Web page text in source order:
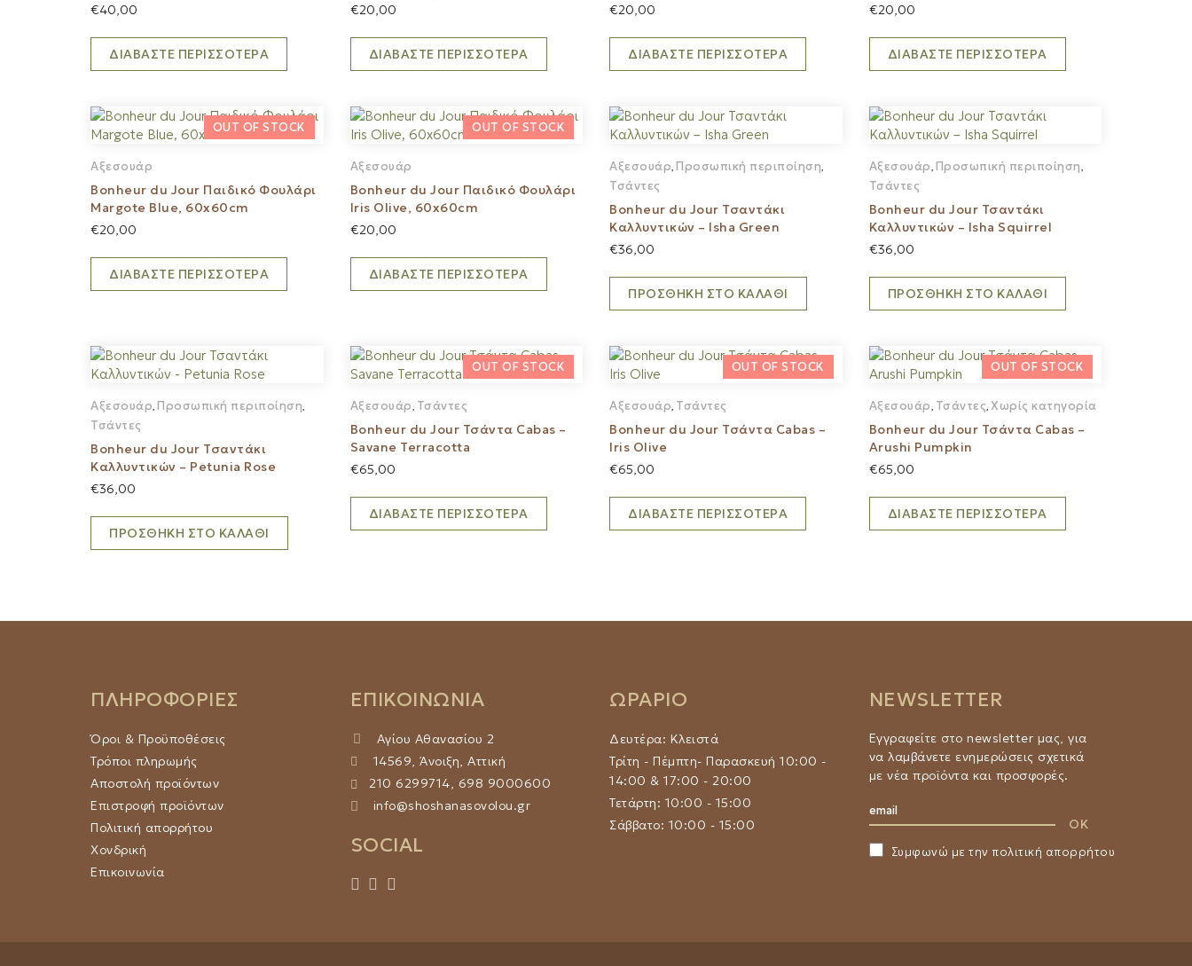
€40,00
ΔΙΑΒΆΣΤΕ ΠΕΡΙΣΣΌΤΕΡΑ
€20,00
ΔΙΑΒΆΣΤΕ ΠΕΡΙΣΣΌΤΕΡΑ
€20,00
ΔΙΑΒΆΣΤΕ ΠΕΡΙΣΣΌΤΕΡΑ
€20,00
ΔΙΑΒΆΣΤΕ ΠΕΡΙΣΣΌΤΕΡΑ
Αξεσουάρ
Bonheur du Jour Παιδικό Φουλάρι
Margote Blue, 60x60cm
€20,00
ΔΙΑΒΆΣΤΕ ΠΕΡΙΣΣΌΤΕΡΑ
Αξεσουάρ
Bonheur du Jour Παιδικό Φουλάρι
Iris Olive, 60x60cm
€20,00
ΔΙΑΒΆΣΤΕ ΠΕΡΙΣΣΌΤΕΡΑ
Αξεσουάρ, Προσωπική περιποίηση,
Τσάντες
Bonheur du Jour Τσαντάκι
Καλλυντικών – Isha Green
€36,00
ΠΡΟΣΘΉΚΗ ΣΤΟ ΚΑΛΆΘΙ
Αξεσουάρ, Προσωπική περιποίηση,
Τσάντες
Bonheur du Jour Τσαντάκι
Καλλυντικών – Isha Squirrel
€36,00
ΠΡΟΣΘΉΚΗ ΣΤΟ ΚΑΛΆΘΙ
Αξεσουάρ, Προσωπική περιποίηση,
Τσάντες
Bonheur du Jour Τσαντάκι
Καλλυντικών – Petunia Rose
€36,00
ΠΡΟΣΘΉΚΗ ΣΤΟ ΚΑΛΆΘΙ
Αξεσουάρ, Τσάντες
Bonheur du Jour Τσάντα Cabas –
Savane Terracotta
€65,00
ΔΙΑΒΆΣΤΕ ΠΕΡΙΣΣΌΤΕΡΑ
Αξεσουάρ, Τσάντες
Bonheur du Jour Τσάντα Cabas –
Iris Olive
€65,00
ΔΙΑΒΆΣΤΕ ΠΕΡΙΣΣΌΤΕΡΑ
Αξεσουάρ, Τσάντες, Χωρίς κατηγορία
Bonheur du Jour Τσάντα Cabas –
Arushi Pumpkin
€65,00
ΔΙΑΒΆΣΤΕ ΠΕΡΙΣΣΌΤΕΡΑ
ΠΛΗΡΟΦΟΡΙΕΣ
Όροι & Προϋποθέσεις
Τρόποι πληρωμής
Αποστολή προϊόντων
Επιστροφή προϊόντων
Πολιτική απορρήτου
Χονδρική
Επικοινωνία
ΕΠΙΚΟΙΝΩΝΙΑ
Αγίου Αθανασίου 2
14569, Άνοιξη, Αττική
210 6299714, 698 9000600
info@shoshanasovolou.gr
SOCIAL
ΩΡΑΡΙΟ
Δευτέρα: Κλειστά
Τρίτη - Πέμπτη- Παρασκευή 10:00 -
14:00 & 17:00 - 20:00
Τετάρτη: 10:00 - 15:00
Σάββατο: 10:00 - 15:00
NEWSLETTER
Εγγραφείτε στο newsletter μας, για
να λαμβάνετε ενημερώσεις σχετικά
με νέα προϊόντα και προσφορές.
Συμφωνώ με την πολιτική απορρήτου